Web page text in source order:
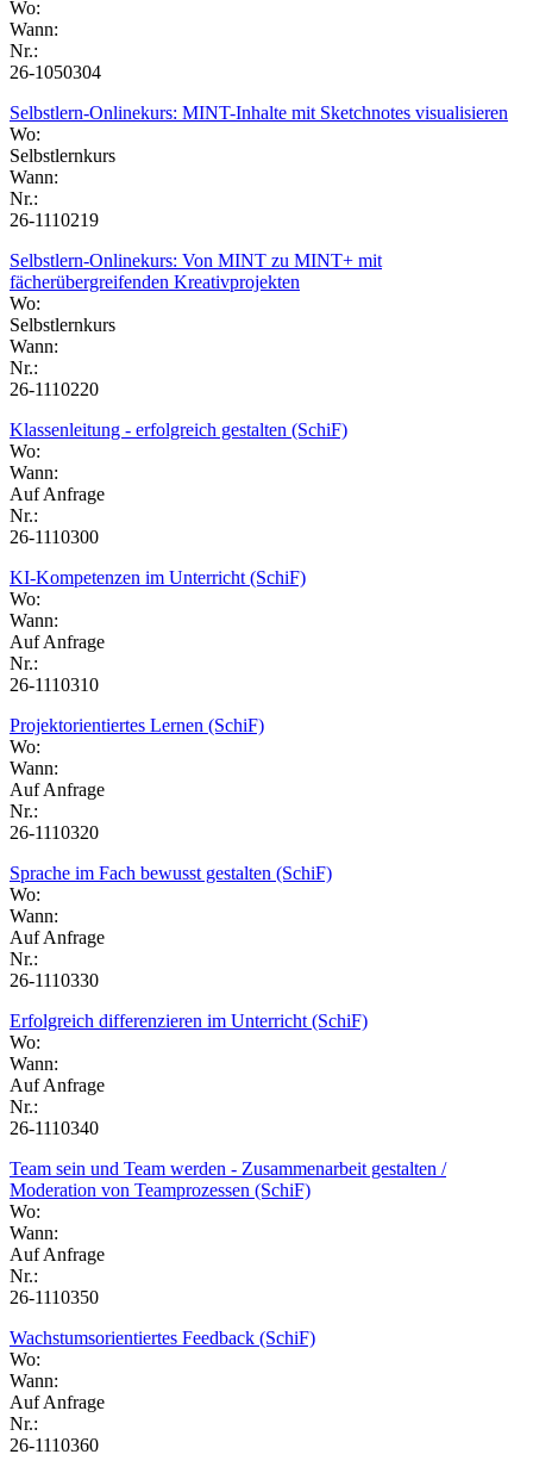
Wo:
Wann:
Nr.:
26-1050304
Selbstlern-Onlinekurs: MINT-Inhalte mit Sketchnotes visualisieren
Wo:
Selbstlernkurs
Wann:
Nr.:
26-1110219
Selbstlern-Onlinekurs: Von MINT zu MINT+ mit
fächerübergreifenden Kreativprojekten
Wo:
Selbstlernkurs
Wann:
Nr.:
26-1110220
Klassenleitung - erfolgreich gestalten (SchiF)
Wo:
Wann:
Auf Anfrage
Nr.:
26-1110300
KI-Kompetenzen im Unterricht (SchiF)
Wo:
Wann:
Auf Anfrage
Nr.:
26-1110310
Projektorientiertes Lernen (SchiF)
Wo:
Wann:
Auf Anfrage
Nr.:
26-1110320
Sprache im Fach bewusst gestalten (SchiF)
Wo:
Wann:
Auf Anfrage
Nr.:
26-1110330
Erfolgreich differenzieren im Unterricht (SchiF)
Wo:
Wann:
Auf Anfrage
Nr.:
26-1110340
Team sein und Team werden - Zusammenarbeit gestalten /
Moderation von Teamprozessen (SchiF)
Wo:
Wann:
Auf Anfrage
Nr.:
26-1110350
Wachstumsorientiertes Feedback (SchiF)
Wo:
Wann:
Auf Anfrage
Nr.:
26-1110360